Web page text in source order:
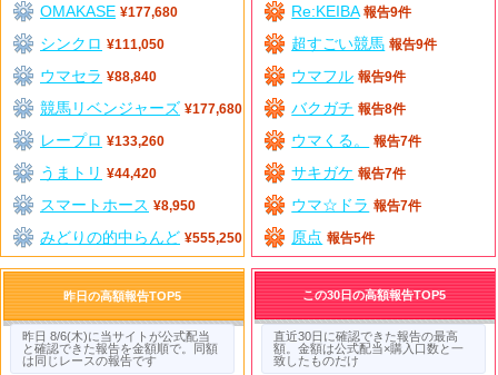
OMAKASE ¥177,680
シンクロ ¥111,050
ウマセラ ¥88,840
競馬リベンジャーズ ¥177,680
レープロ ¥133,260
うまトリ ¥44,420
スマートホース ¥8,950
みどりの的中らんど ¥555,250
Re:KEIBA 報告9件
超すごい競馬 報告9件
ウマフル 報告9件
バクガチ 報告8件
ウマくる。 報告7件
サキガケ 報告7件
ウマ☆ドラ 報告7件
原点 報告5件
昨日の高額報告TOP5
昨日 8/6(木)に当サイトが公式配当
と確認できた報告を金額順で。同額
は同じレースの報告です
この30日の高額報告TOP5
直近30日に確認できた報告の最高
額。金額は公式配当×購入口数と一
致したものだけ